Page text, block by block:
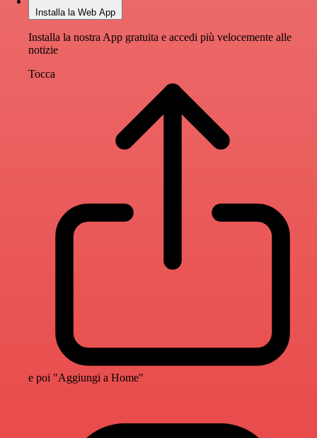
Installa la Web App
Installa la nostra App gratuita e accedi più velocemente alle
notizie
Tocca
e poi "Aggiungi a Home"